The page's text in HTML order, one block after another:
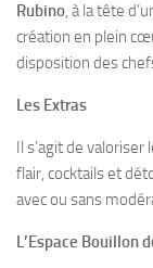
Rubino, à la tête
création en plein
disposition des
Les Extras
Il s’agit de
flair, cocktails et
avec ou sans
L’Espace Bouillon